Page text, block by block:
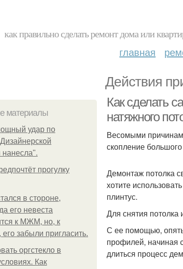
как правильно сделать ремонт дома или
главная
Действия
материалы
удар по
нанесла".
прогулку
в стороне,
его невеста
к МЖМ, но, к
забыли пригласить.
оргстекло в
Как
Как сделать
натяжного
Весомыми
скопление
Демонтаж потолка
хотите
плинтус.
Для снятия потолка
С ее помощью,
профилей, начиная
длиться процесс